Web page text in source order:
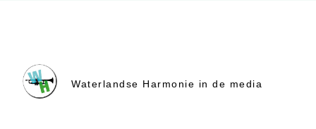
Waterlandse Harmonie in de media